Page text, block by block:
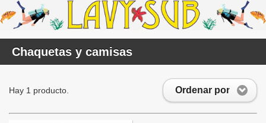
Chaquetas y camisas
Ordenar por
Hay 1 producto.